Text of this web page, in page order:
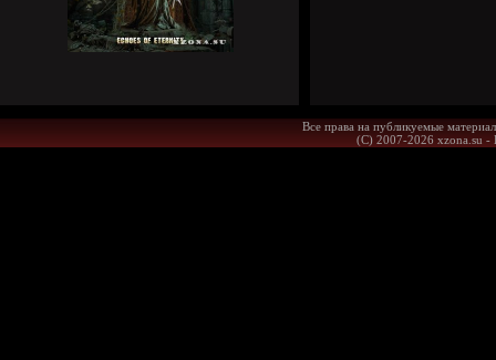
Все права на публикуемые
(С) 2007-2026 xzona.su -